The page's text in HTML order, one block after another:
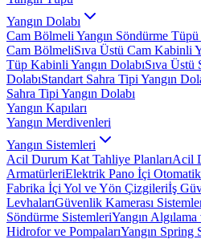
Yangın Dolabı
Cam Bölmeli Yangın Söndürme Tüpü
Cam BölmeliSıva Üstü Cam Kabinli
Tüp Kabinli Yangın DolabıSıva Üstü
DolabıStandart Sahra Tipi Yangın
Sahra Tipi Yangın Dolabı
Yangın Kapıları
Yangın Merdivenleri
Yangın Sistemleri
Acil Durum Kat Tahliye PlanlarıAcil
ArmatürleriElektrik Pano İçi
Fabrika İçi Yol ve Yön Çizgileriİş
LevhalarıGüvenlik Kamerası
Söndürme SistemleriYangın
Hidrofor ve PompalarıYangın Spring